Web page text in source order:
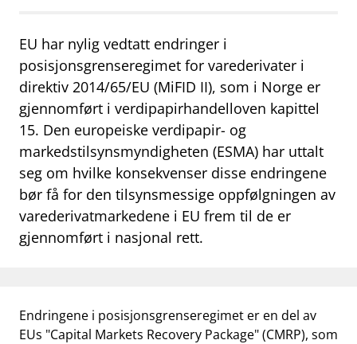
business Om Finanstilsynet
mail_outlineKontakt oss
work_outline Jobb hos oss
dashboardInformasjon for investorer
notifications_noneAbonner på nyhetsvarsel
EU har nylig vedtatt endringer i
posisjonsgrenseregimet for varederivater i
direktiv 2014/65/EU (MiFID II), som i Norge er
gjennomført i verdipapirhandelloven kapittel
15. Den europeiske verdipapir- og
markedstilsynsmyndigheten (ESMA) har uttalt
seg om hvilke konsekvenser disse endringene
bør få for den tilsynsmessige oppfølgningen av
varederivatmarkedene i EU frem til de er
gjennomført i nasjonal rett.
Endringene i posisjonsgrenseregimet er en del av
EUs "Capital Markets Recovery Package" (CMRP), som